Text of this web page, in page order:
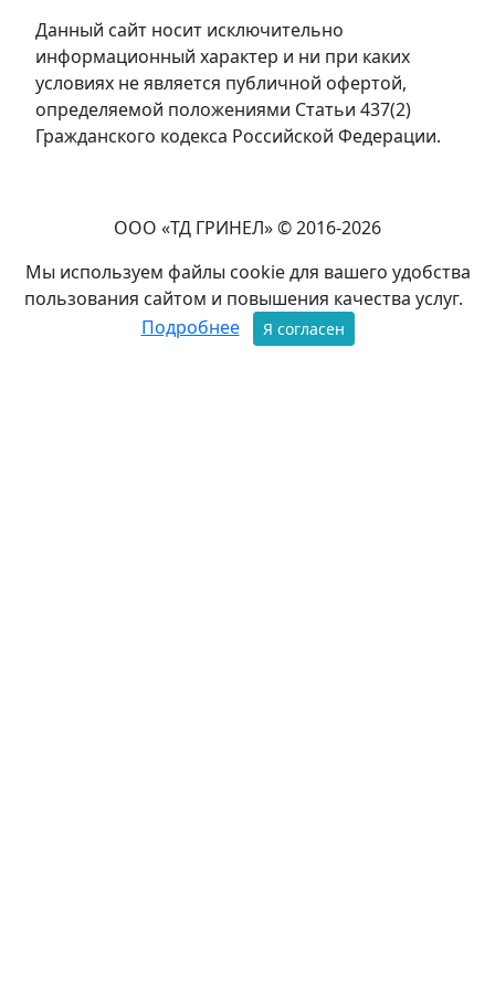
Данный сайт носит исключительно
информационный характер и ни при каких
условиях не является публичной офертой,
определяемой положениями Статьи 437(2)
Гражданского кодекса Российской Федерации.
ООО «ТД ГРИНЕЛ» © 2016-2026
Мы используем файлы cookie для вашего удобства
пользования сайтом и повышения качества услуг.
Подробнее
Я согласен